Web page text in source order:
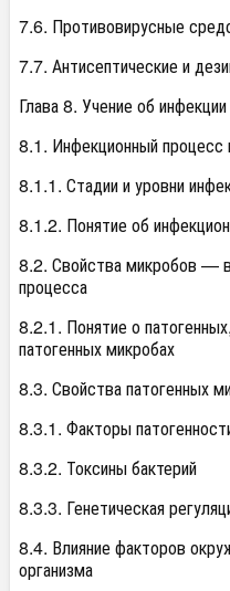
7.6. Противовирусные
7.7. Антисептические и
Глава 8. Учение об инфекции
8.1. Инфекционный процесс
8.1.1. Стадии и уровни
8.1.2. Понятие об
8.2. Свойства микробов —
процесса
8.2.1. Понятие о
патогенных микробах
8.3. Свойства патогенных
8.3.1. Факторы
8.3.2. Токсины бактерий
8.3.3. Генетическая
8.4. Влияние факторов
организма